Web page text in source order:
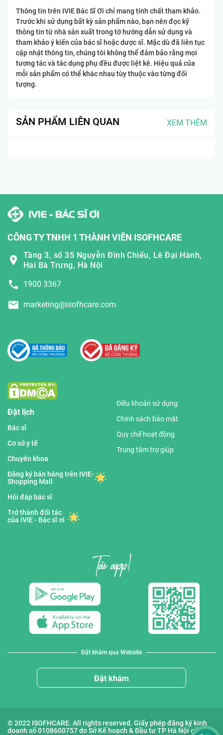
Thông tin trên IVIE Bác Sĩ Ơi chỉ mang tính chất tham khảo.
Trước khi sử dụng bất kỳ sản phẩm nào, bạn nên đọc kỹ
thông tin từ nhà sản xuất trong tờ hướng dẫn sử dụng và
tham khảo ý kiến của bác sĩ hoặc dược sĩ. Mặc dù đã liên tục
cập nhật thông tin, chúng tôi không thể đảm bảo rằng mọi
tương tác và tác dụng phụ đều được liệt kê. Hiệu quả của
mỗi sản phẩm có thể khác nhau tùy thuộc vào từng đối
tượng.
SẢN PHẨM LIÊN QUAN XEM THÊM
CÔNG TY TNHH 1 THÀNH VIÊN ISOFHCARE
Tầng 3, số 35 Nguyễn Đình Chiểu, Lê Đại Hành,
Hai Bà Trưng, Hà Nội
1900 3367
marketing@isofhcare.com
Đặt lịch
Bác sĩ
Cơ sở y tế
Chuyên khoa
Đăng ký bán hàng trên IVIE-
Shopping Mall
Hỏi đáp bác sĩ
Trở thành đối tác
của IVIE - Bác sĩ ơi
Điều khoản sử dụng
Chính sách bảo mật
Quy chế hoạt động
Trung tâm trợ giúp
Đặt khám qua Website
Đặt khám
© 2022 ISOFHCARE. All rights reserved. Giấy phép đăng ký kinh
doanh số 0108600757 do Sở Kế hoạch & Đầu tư TP Hà Nội cấp lần